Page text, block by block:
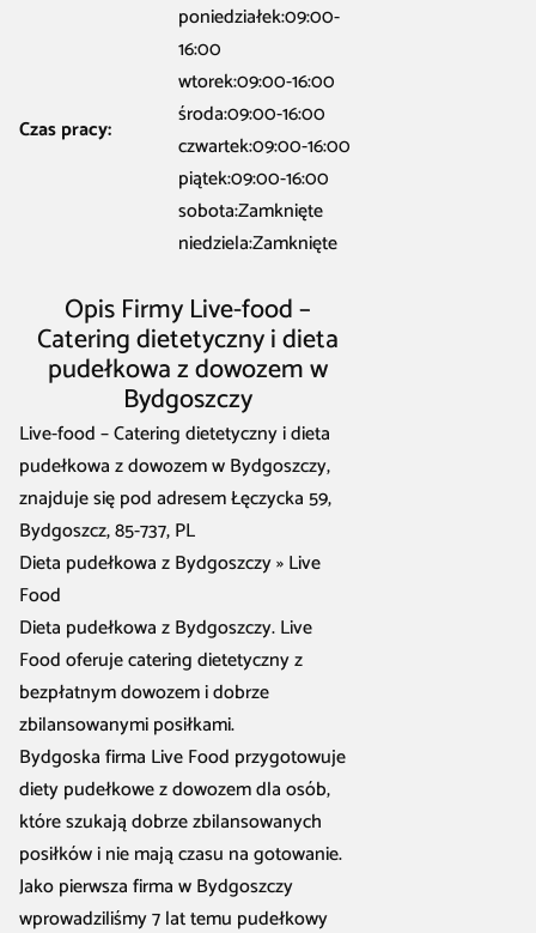
Czas pracy:
poniedziałek:09:00-
16:00
wtorek:09:00-16:00
środa:09:00-16:00
czwartek:09:00-16:00
piątek:09:00-16:00
sobota:Zamknięte
niedziela:Zamknięte
Opis Firmy Live-food –
Catering dietetyczny i dieta
pudełkowa z dowozem w
Bydgoszczy
Live-food – Catering dietetyczny i dieta
pudełkowa z dowozem w Bydgoszczy,
znajduje się pod adresem Łęczycka 59,
Bydgoszcz, 85-737, PL
Dieta pudełkowa z Bydgoszczy » Live
Food
Dieta pudełkowa z Bydgoszczy. Live
Food oferuje catering dietetyczny z
bezpłatnym dowozem i dobrze
zbilansowanymi posiłkami.
Bydgoska firma Live Food przygotowuje
diety pudełkowe z dowozem dla osób,
które szukają dobrze zbilansowanych
posiłków i nie mają czasu na gotowanie.
Jako pierwsza firma w Bydgoszczy
wprowadziliśmy 7 lat temu pudełkowy